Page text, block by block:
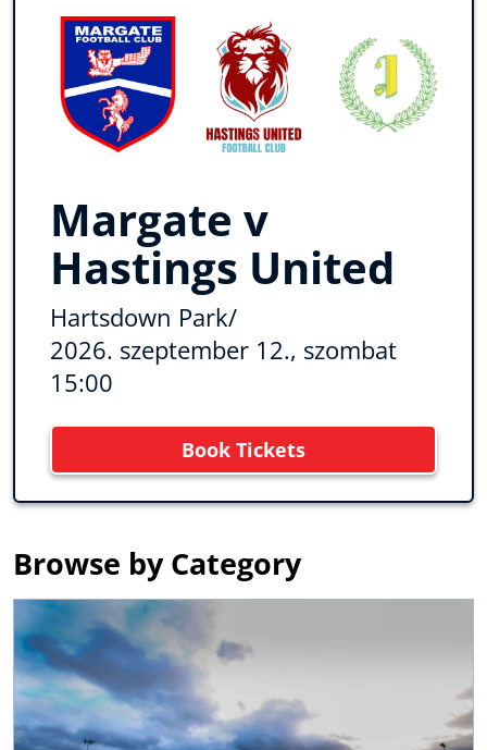
Margate v
Hastings United
Hartsdown Park/
2026. szeptember 12., szombat
15:00
Book Tickets
Browse by Category